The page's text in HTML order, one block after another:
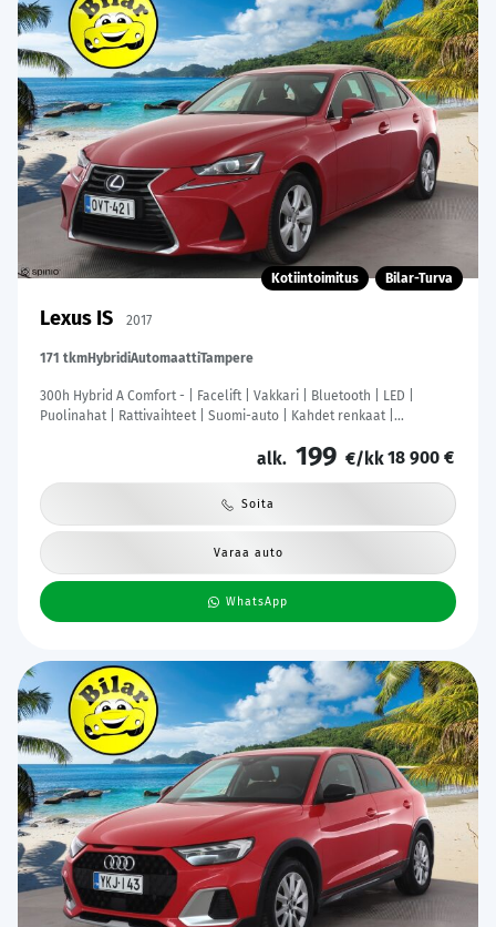
Kotiintoimitus Bilar-Turva
Lexus IS 2017
171 tkmHybridiAutomaattiTampere
300h Hybrid A Comfort - | Facelift | Vakkari | Bluetooth | LED |
Puolinahat | Rattivaihteet | Suomi-auto | Kahdet renkaat |
alk. 199 €/kk18 900 €
Soita
Varaa auto
WhatsApp